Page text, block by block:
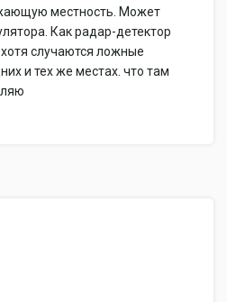
местность. Может
Как радар-детектор
случаются ложные
и тех же местах. что там